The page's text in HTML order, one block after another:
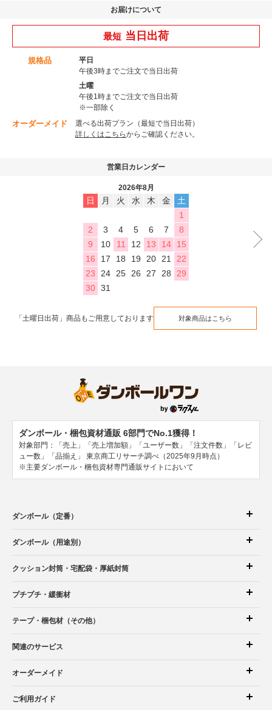
お届けについて
最短 当日出荷
規格品
平日
午後3時までご注文で当日出荷
土曜
午後1時までご注文で当日出荷
※一部除く
オーダーメイド
選べる出荷プラン（最短で当日出荷）
詳しくはこちらからご確認ください。
営業日カレンダー
2026年8月
日 月 火 水 木 金
土
1
2
3 4 5 6 7
8
9
10 11 12 13 14
15
16
17 18 19 20 21
22
23
24 25 26 27 28
29
30 31
「土曜日出荷」商品もご用意しております 対象商品はこちら
ダンボール・梱包資材通販 6部門でNo.1獲得！
対象部門：「売上」「売上増加額」「ユーザー数」「注文件数」「レビ
ュー数」「品揃え」
東京商工リサーチ調べ（2025年9月時点）
※主要ダンボール・梱包資材専門通販サイトにおいて
ダンボール（定番）
ダンボール（用途別）
クッション封筒 ・宅配袋 ・厚紙封筒
プチプチ・緩衝材
テープ・梱包材（その他）
関連のサービス
オーダーメイド
ご利用ガイド